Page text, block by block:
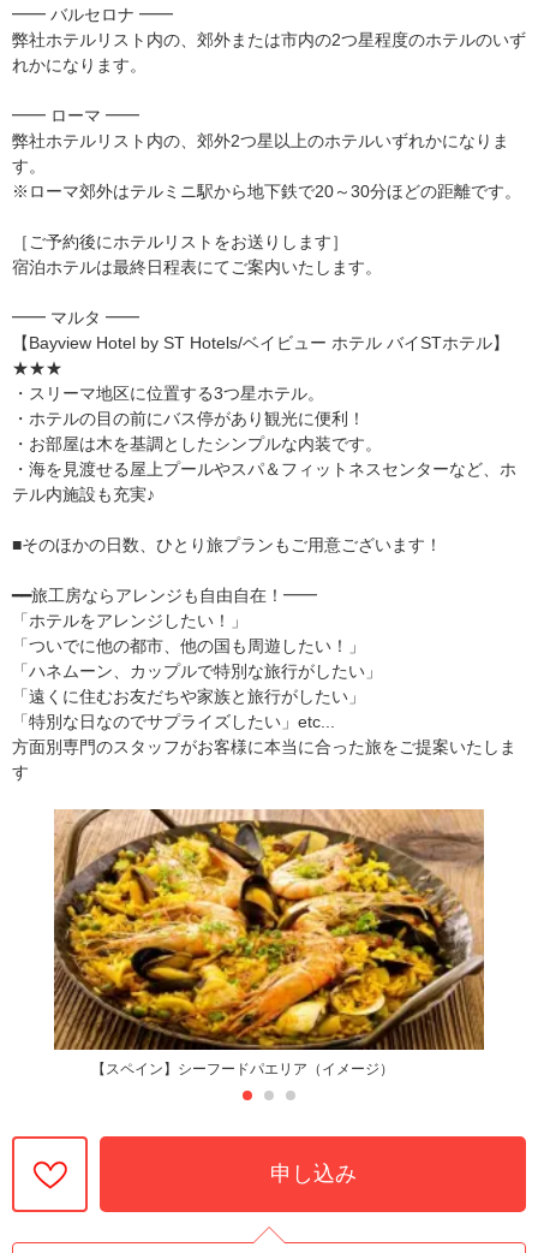
━━ バルセロナ ━━
弊社ホテルリスト内の、郊外または市内の2つ星程度のホテルのいず
れかになります。
━━ ローマ ━━
弊社ホテルリスト内の、郊外2つ星以上のホテルいずれかになりま
す。
※ローマ郊外はテルミニ駅から地下鉄で20～30分ほどの距離です。
［ご予約後にホテルリストをお送りします］
宿泊ホテルは最終日程表にてご案内いたします。
━━ マルタ ━━
【Bayview Hotel by ST Hotels/ベイビュー ホテル バイSTホテル】
★★★
・スリーマ地区に位置する3つ星ホテル。
・ホテルの目の前にバス停があり観光に便利！
・お部屋は木を基調としたシンプルな内装です。
・海を見渡せる屋上プールやスパ＆フィットネスセンターなど、ホ
テル内施設も充実♪
■そのほかの日数、ひとり旅プランもご用意ございます！
━━旅工房ならアレンジも自由自在！━━
「ホテルをアレンジしたい！」
「ついでに他の都市、他の国も周遊したい！」
「ハネムーン、カップルで特別な旅行がしたい」
「遠くに住むお友だちや家族と旅行がしたい」
「特別な日なのでサプライズしたい」etc...
方面別専門のスタッフがお客様に本当に合った旅をご提案いたしま
す
【スペイン】シーフードパエリア（イメージ）
申し込み